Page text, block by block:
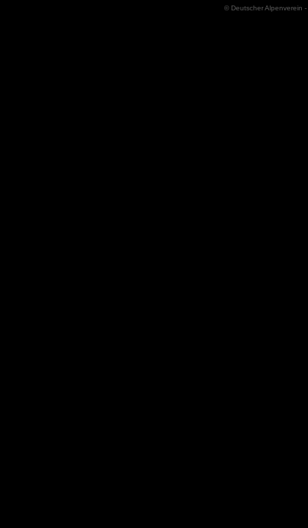
© Deutscher Alpenverein